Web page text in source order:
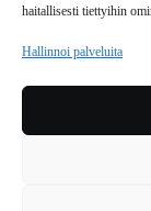
haitallisesti tiettyihin
Hallinnoi palveluita
JAKELUPAIKAT
TILAUKSEN
TILAUSOHJEET